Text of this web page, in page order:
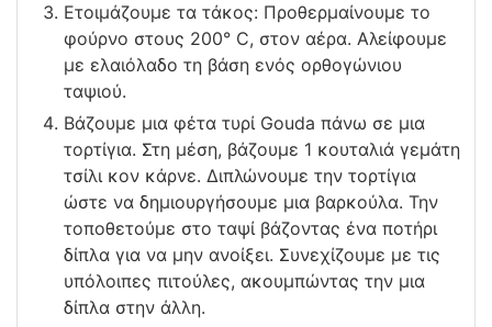
Ετοιμάζουμε τα τάκος: Προθερμαίνουμε το
φούρνο στους 200° C, στον αέρα. Αλείφουμε
με ελαιόλαδο τη βάση ενός ορθογώνιου
ταψιού.
Βάζουμε μια φέτα τυρί Gouda πάνω σε μια
τορτίγια. Στη μέση, βάζουμε 1 κουταλιά γεμάτη
τσίλι κον κάρνε. Διπλώνουμε την τορτίγια
ώστε να δημιουργήσουμε μια βαρκούλα. Την
τοποθετούμε στο ταψί βάζοντας ένα ποτήρι
δίπλα για να μην ανοίξει. Συνεχίζουμε με τις
υπόλοιπες πιτούλες, ακουμπώντας την μια
δίπλα στην άλλη.